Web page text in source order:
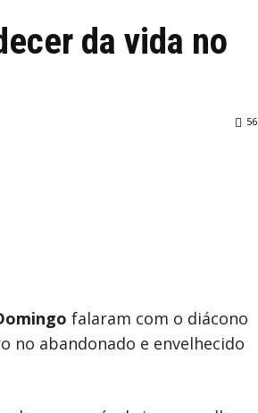
da vida no
56
falaram com o diácono
no abandonado e envelhecido